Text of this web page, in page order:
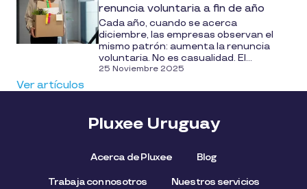
renuncia voluntaria a fin de año
Cada año, cuando se acerca
diciembre, las empresas observan el
mismo patrón: aumenta la renuncia
voluntaria. No es casualidad. El...
25 Noviembre 2025
Ver artículos
Pluxee Uruguay
Acerca de Pluxee Blog
Trabaja con nosotros Nuestros servicios